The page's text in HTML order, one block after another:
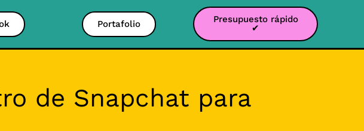
Portafolio
Presupuesto rápido
✔
de Snapchat para